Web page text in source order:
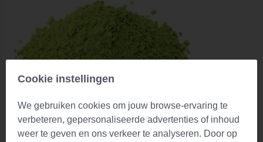
Cookie instellingen
We gebruiken cookies om jouw browse-ervaring te
verbeteren, gepersonaliseerde advertenties of inhoud
weer te geven en ons verkeer te analyseren. Door op